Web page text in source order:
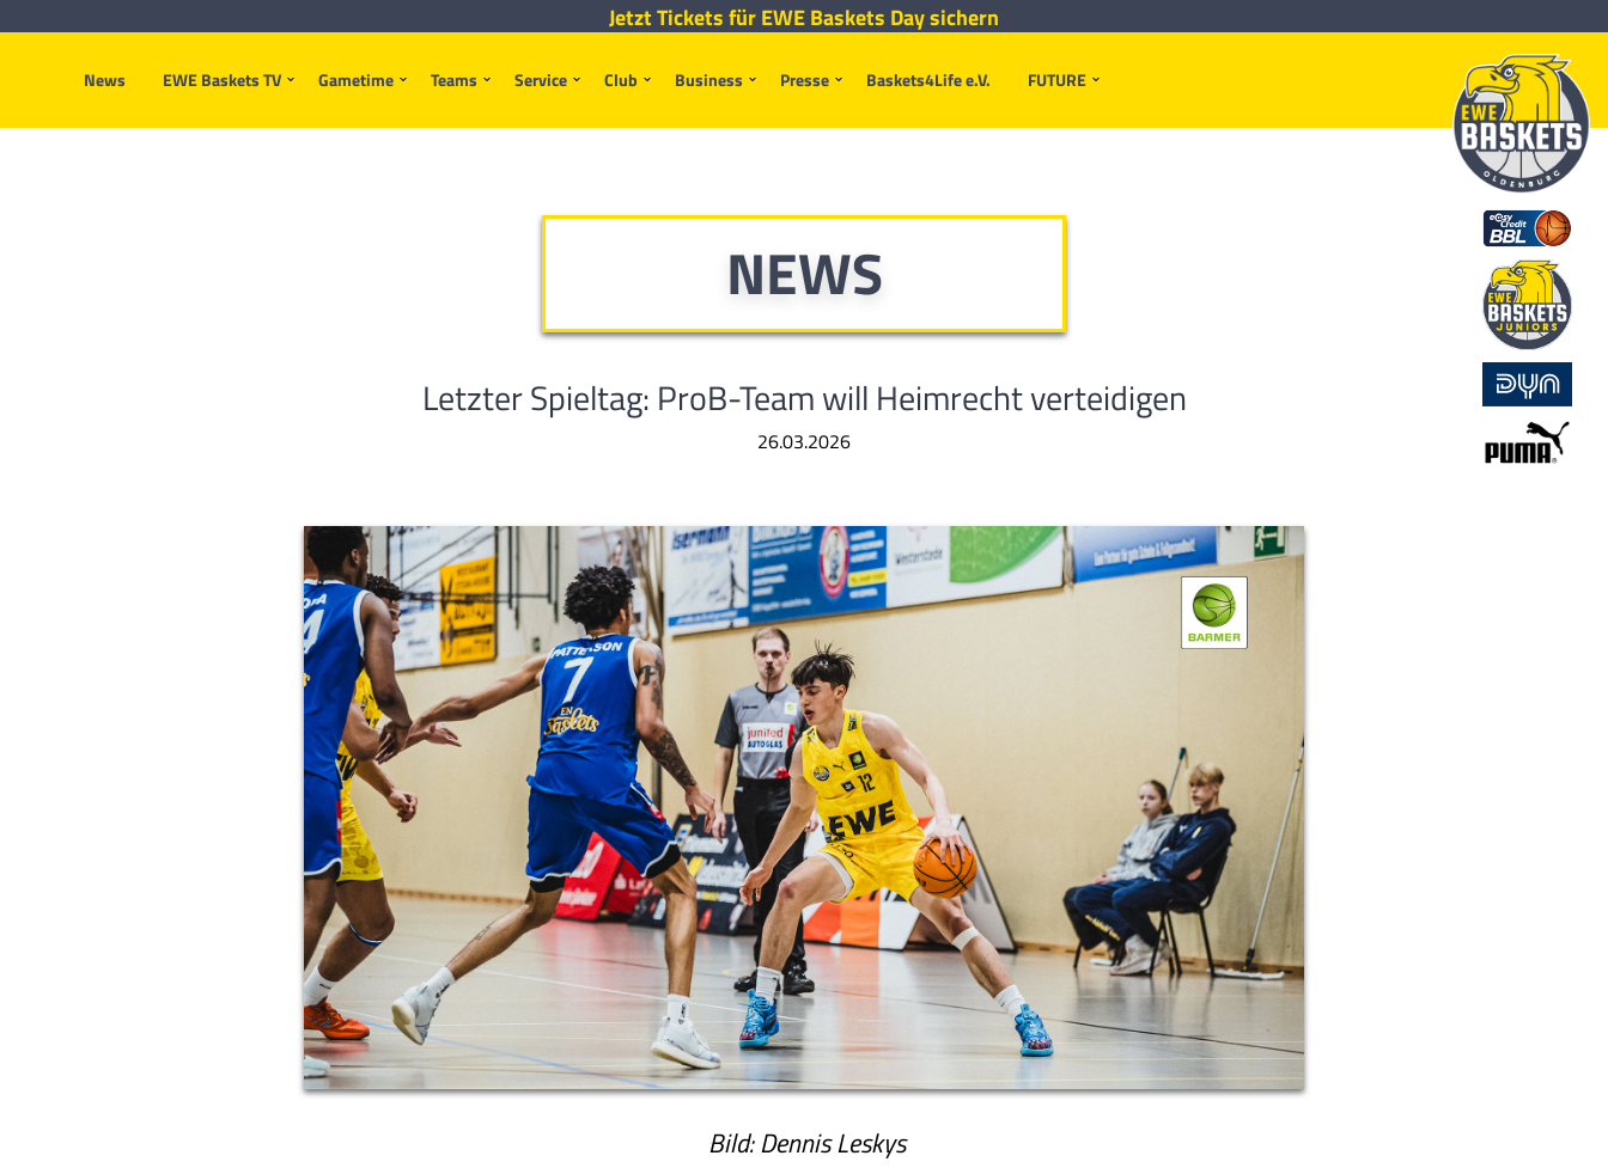
News EWE Baskets TV Gametime Teams Service Club Business Presse Baskets4Life e.V. FUTURE
Jetzt Tickets für EWE Baskets Day sichern
NEWS
Letzter Spieltag: ProB-Team will Heimrecht verteidigen
26.03.2026
Bild: Dennis Leskys